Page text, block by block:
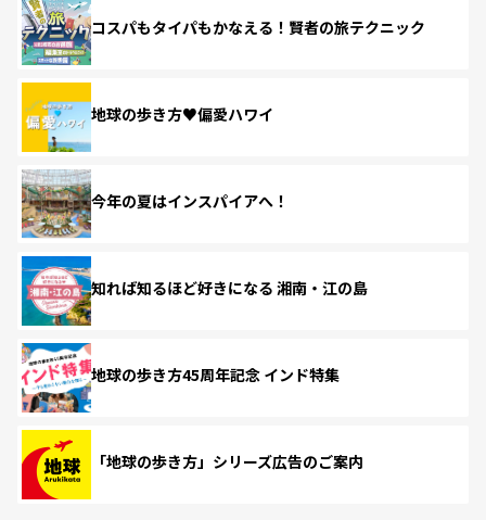
コスパもタイパもかなえる！賢者の旅テクニック
地球の歩き方♥偏愛ハワイ
今年の夏はインスパイアへ！
知れば知るほど好きになる 湘南・江の島
地球の歩き方45周年記念 インド特集
「地球の歩き方」シリーズ広告のご案内